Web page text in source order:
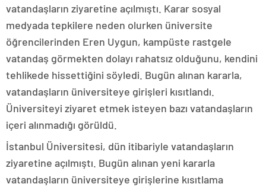
vatandaşların ziyaretine açılmıştı. Karar sosyal
medyada tepkilere neden olurken üniversite
öğrencilerinden Eren Uygun, kampüste rastgele
vatandaş görmekten dolayı rahatsız olduğunu, kendini
tehlikede hissettiğini söyledi. Bugün alınan kararla,
vatandaşların üniversiteye girişleri kısıtlandı.
Üniversiteyi ziyaret etmek isteyen bazı vatandaşların
içeri alınmadığı görüldü.
İstanbul Üniversitesi, dün itibariyle vatandaşların
ziyaretine açılmıştı. Bugün alınan yeni kararla
vatandaşların üniversiteye girişlerine kısıtlama